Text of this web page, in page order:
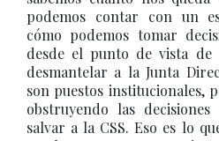
podemos contar con un
cómo podemos tomar
desde el punto de vista de
desmantelar a la Junta
son puestos institucionales,
obstruyendo las
salvar a la CSS. Eso es lo